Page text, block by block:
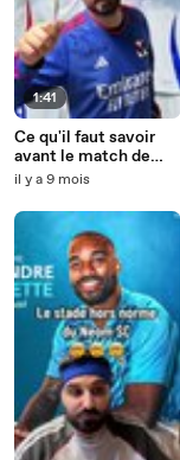
1:41
Ce qu'il faut savoir
avant le match de
Brest
il y a 9 mois